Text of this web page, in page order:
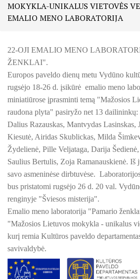
Veiklos planas
KULTŪROS MINISTERIJOS
KPD PROJEKTAS
KPD PROJEKTAS
KPD PROJEKTAS
KPD PROJEKTAS
KPD PROJEKTAS
KPD PROJEKTAS
PROJEKTAS ,,KULTŪROS
PROJEKTAS ,,KULTŪROS
MOKYKLA-UNIKALUS VIETOVĖS
EMALIO MENO LABORATORIJA
ŠILUTĖS ŽRVVG ,,ŽUVĖJŲ
2025/2026 M.
KULTŪROS MINISTERIJOS
LAISVĖS IR VIENYBĖS LIEPSNA"
KPD PROJEKTAS ,,MAŽOSIOS
UNIKALUS VIETOVĖS VEIDAS",
atviras forumas
KPD PROJEKTAS ,,MAŽOSIOS
UNIKALUS VIETOVĖS VEIDAS",
mokyklų keliais"
KPD PROJEKTAS ,,MAŽOSIOS
UNIKALUS VIETOVĖS VEIDAS",
laboratorija
KPD PROJEKTAS ,,MAŽOSIOS
UNIKALUS VIETOVĖS VEIDAS",
22-OJI EMALIO MENO
ŽENKLAI".
Europos paveldo dienų metu Vydūno
rugsėjo 18-26 d. įsikūrė emalio meno
miniatiūrose įprasminti temą "Mažosios
raudona plyta" pasiryžo net 13 dailininkų:
Dalius Razauskas, Mantvydas Lasinskas,
Kiesutė, Airidas Skublickas, Milda
Žydelienė, Pille Veljataga, Darija
Saulius Bertulis, Zoja Ramanauskienė.
savo asmeninėse dirbtuvėse.
bus pristatomi rugsėjo 26 d. 20 val.
renginyje "Šviesos misterija".
Emalio meno laboratorija "Pamario
"Mažosios Lietuvos mokykla - unikalus
kurį remia Kultūros paveldo
savivaldybė.